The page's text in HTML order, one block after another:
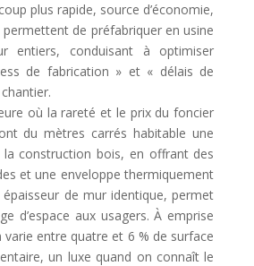
plus rapide, source d’économie,
de préfabriquer en usine
entiers, conduisant à optimiser
de fabrication » et « délais de
où la rareté et le prix du foncier
du mètres carrés habitable une
la construction bois, en offrant des
et une enveloppe thermiquement
de mur identique, permet
d’espace aux usagers. À emprise
varie entre quatre et 6 % de surface
un luxe quand on connaît le